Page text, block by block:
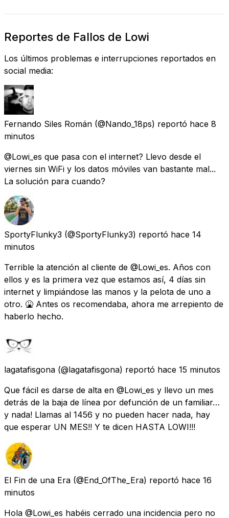
Reportes de Fallos de Lowi
Los últimos problemas e interrupciones reportados en
social media:
Fernando Siles Román (@Nando_18ps) reportó hace 8
minutos
@Lowi_es que pasa con el internet? Llevo desde el
viernes sin WiFi y los datos móviles van bastante mal...
La solución para cuando?
SportyFlunky3 (@SportyFlunky3) reportó hace 14
minutos
Terrible la atención al cliente de @Lowi_es. Años con
ellos y es la primera vez que estamos así, 4 días sin
internet y limpiándose las manos y la pelota de uno a
otro. 🤮 Antes os recomendaba, ahora me arrepiento de
haberlo hecho.
lagatafisgona (@lagatafisgona) reportó hace 15 minutos
Que fácil es darse de alta en @Lowi_es y llevo un mes
detrás de la baja de línea por defunción de un familiar…
y nada! Llamas al 1456 y no pueden hacer nada, hay
que esperar UN MES!! Y te dicen HASTA LOWI!!!
El Fin de una Era (@End_OfThe_Era) reportó hace 16
minutos
Hola @Lowi_es habéis cerrado una incidencia pero no